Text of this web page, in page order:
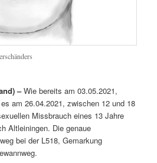
–Wie bereits am 03.05.2021,
am 26.04.2021, zwischen 12 und 18
Missbrauch eines 13 Jahre
Altleiningen. Die genaue
bei der L518, Gemarkung